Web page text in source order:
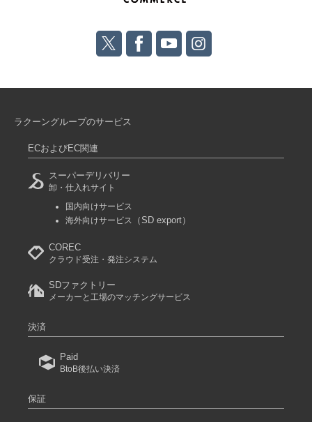
ラクーングループのサービス
ECおよびEC関連
スーパーデリバリー
卸・仕入れサイト
国内向けサービス
海外向けサービス
（SD export）
COREC
クラウド受注・発注システム
SDファクトリー
メーカーと工場のマッチングサービス
決済
Paid
BtoB後払い決済
保証